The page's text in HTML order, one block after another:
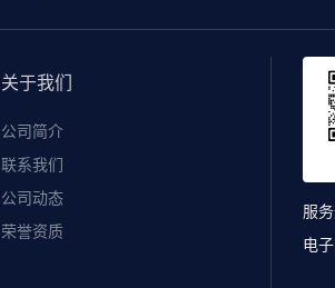
关于我们
公司简介
联系我们
公司动态
荣誉资质
服
电